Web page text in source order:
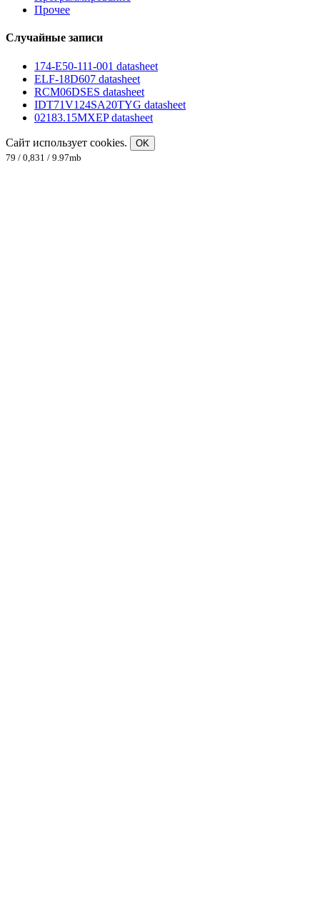
Прочее
Случайные записи
174-E50-111-001 datasheet
ELF-18D607 datasheet
RCM06DSES datasheet
IDT71V124SA20TYG datasheet
02183.15MXEP datasheet
Сайт использует cookies.
OK
79 / 0,831 / 9.97mb